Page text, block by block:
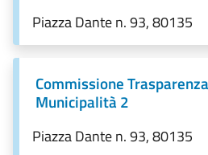
Piazza Dante n. 93, 80135
Commissione
Municipalità 2
Piazza Dante n. 93, 80135